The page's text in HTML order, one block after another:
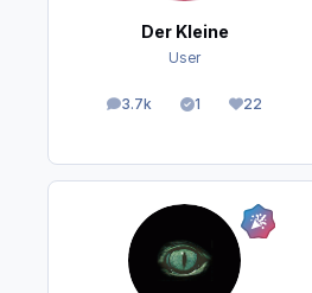
Der Kleine
User
3.7k
Beiträge 1
Lösungen
22
Reputation